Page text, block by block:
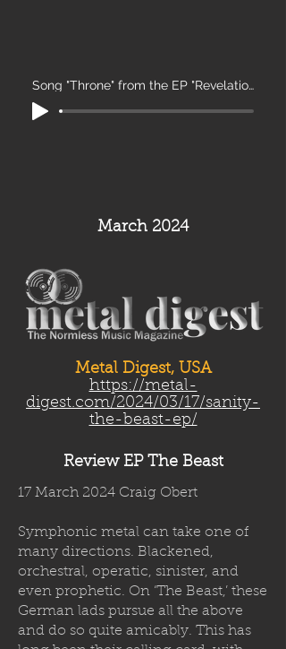
Song "Throne" from the EP "Revelation"
March 2024
Metal Digest, USA
https://metal-
digest.com/2024/03/17/sanity-
the-beast-ep/
Review EP The Beast
17 March 2024 Craig Obert
Symphonic metal can take one of
many directions. Blackened,
orchestral, operatic, sinister, and
even prophetic. On ‘The Beast,’ these
German lads pursue all the above
and do so quite amicably. This has